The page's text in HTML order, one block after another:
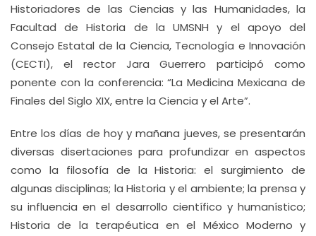
Historiadores de las Ciencias y las Humanidades, la
Facultad de Historia de la UMSNH y el apoyo del
Consejo Estatal de la Ciencia, Tecnología e Innovación
(CECTI), el rector Jara Guerrero participó como
ponente con la conferencia: “La Medicina Mexicana de
Finales del Siglo XIX, entre la Ciencia y el Arte”.
Entre los días de hoy y mañana jueves, se presentarán
diversas disertaciones para profundizar en aspectos
como la filosofía de la Historia: el surgimiento de
algunas disciplinas; la Historia y el ambiente; la prensa y
su influencia en el desarrollo científico y humanístico;
Historia de la terapéutica en el México Moderno y